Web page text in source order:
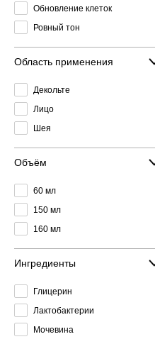
Обновление клеток
Ровный тон
Область применения
Декольте
Лицо
Шея
Объём
60 мл
150 мл
160 мл
Ингредиенты
Глицерин
Лактобактерии
Мочевина